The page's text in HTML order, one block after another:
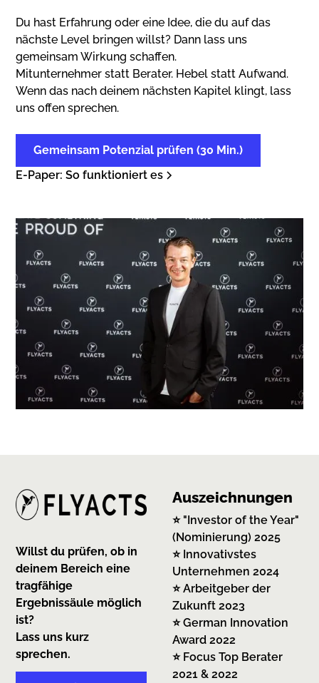
Du hast Erfahrung oder eine Idee, die du auf das
nächste Level bringen willst? Dann lass uns
gemeinsam Wirkung schaffen.
Mitunternehmer statt Berater. Hebel statt Aufwand.
Wenn das nach deinem nächsten Kapitel klingt, lass
uns offen sprechen.
Gemeinsam Potenzial prüfen (30 Min.)
E-Paper: So funktioniert es
Willst du prüfen, ob in
deinem Bereich eine
tragfähige
Ergebnissäule möglich
ist?
Lass uns kurz
sprechen.
Auszeichnungen
⭐️ "Investor of the Year"
(Nominierung) 2025
⭐️ Innovativstes
Unternehmen 2024
⭐️ Arbeitgeber der
Zukunft 2023
⭐️ German Innovation
Award 2022
⭐️ Focus Top Berater
2021 & 2022